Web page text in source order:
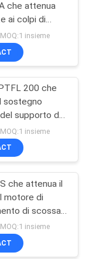
che attenua
ai colpi di
insieme
200 che
sostegno
supporto del
motoreinsieme
che attenua il
motore di
di scossa
IMB35
insieme